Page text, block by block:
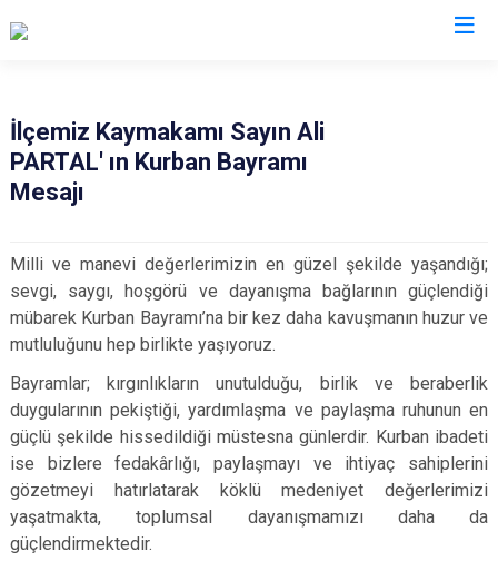
Büyükorhan
Harmancık
İnegöl
İznik
Karacabey
Keles
Kestel
Mustafakemalpaşa
Orhaneli
Orhangazi
Osmangazi
Yenişehir
Yıldırım
İlçemiz Kaymakamı Sayın Ali
PARTAL' ın Kurban Bayramı
Mesajı
Milli ve manevi değerlerimizin en güzel şekilde yaşandığı;
sevgi, saygı, hoşgörü ve dayanışma bağlarının güçlendiği
mübarek Kurban Bayramı’na bir kez daha kavuşmanın huzur ve
mutluluğunu hep birlikte yaşıyoruz.
Bayramlar; kırgınlıkların unutulduğu, birlik ve beraberlik
duygularının pekiştiği, yardımlaşma ve paylaşma ruhunun en
güçlü şekilde hissedildiği müstesna günlerdir. Kurban ibadeti
ise bizlere fedakârlığı, paylaşmayı ve ihtiyaç sahiplerini
gözetmeyi hatırlatarak köklü medeniyet değerlerimizi
yaşatmakta, toplumsal dayanışmamızı daha da
güçlendirmektedir.